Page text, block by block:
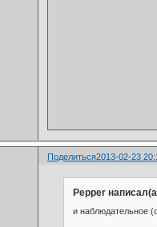
Поделиться2013-02-23
Pepper
и наблюдательное